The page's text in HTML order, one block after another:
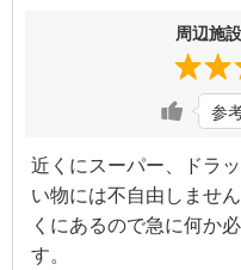
周辺施
参
近くにスーパー、ドラ
い物には不自由しませ
くにあるので急に何か
す。